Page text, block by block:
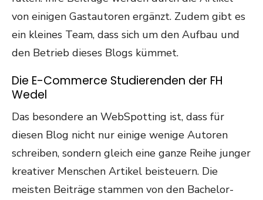
von einigen Gastautoren ergänzt. Zudem gibt es
ein kleines Team, dass sich um den Aufbau und
den Betrieb dieses Blogs kümmet.
Die E-Commerce Studierenden der FH
Wedel
Das besondere an WebSpotting ist, dass für
diesen Blog nicht nur einige wenige Autoren
schreiben, sondern gleich eine ganze Reihe junger
kreativer Menschen Artikel beisteuern. Die
meisten Beiträge stammen von den Bachelor-